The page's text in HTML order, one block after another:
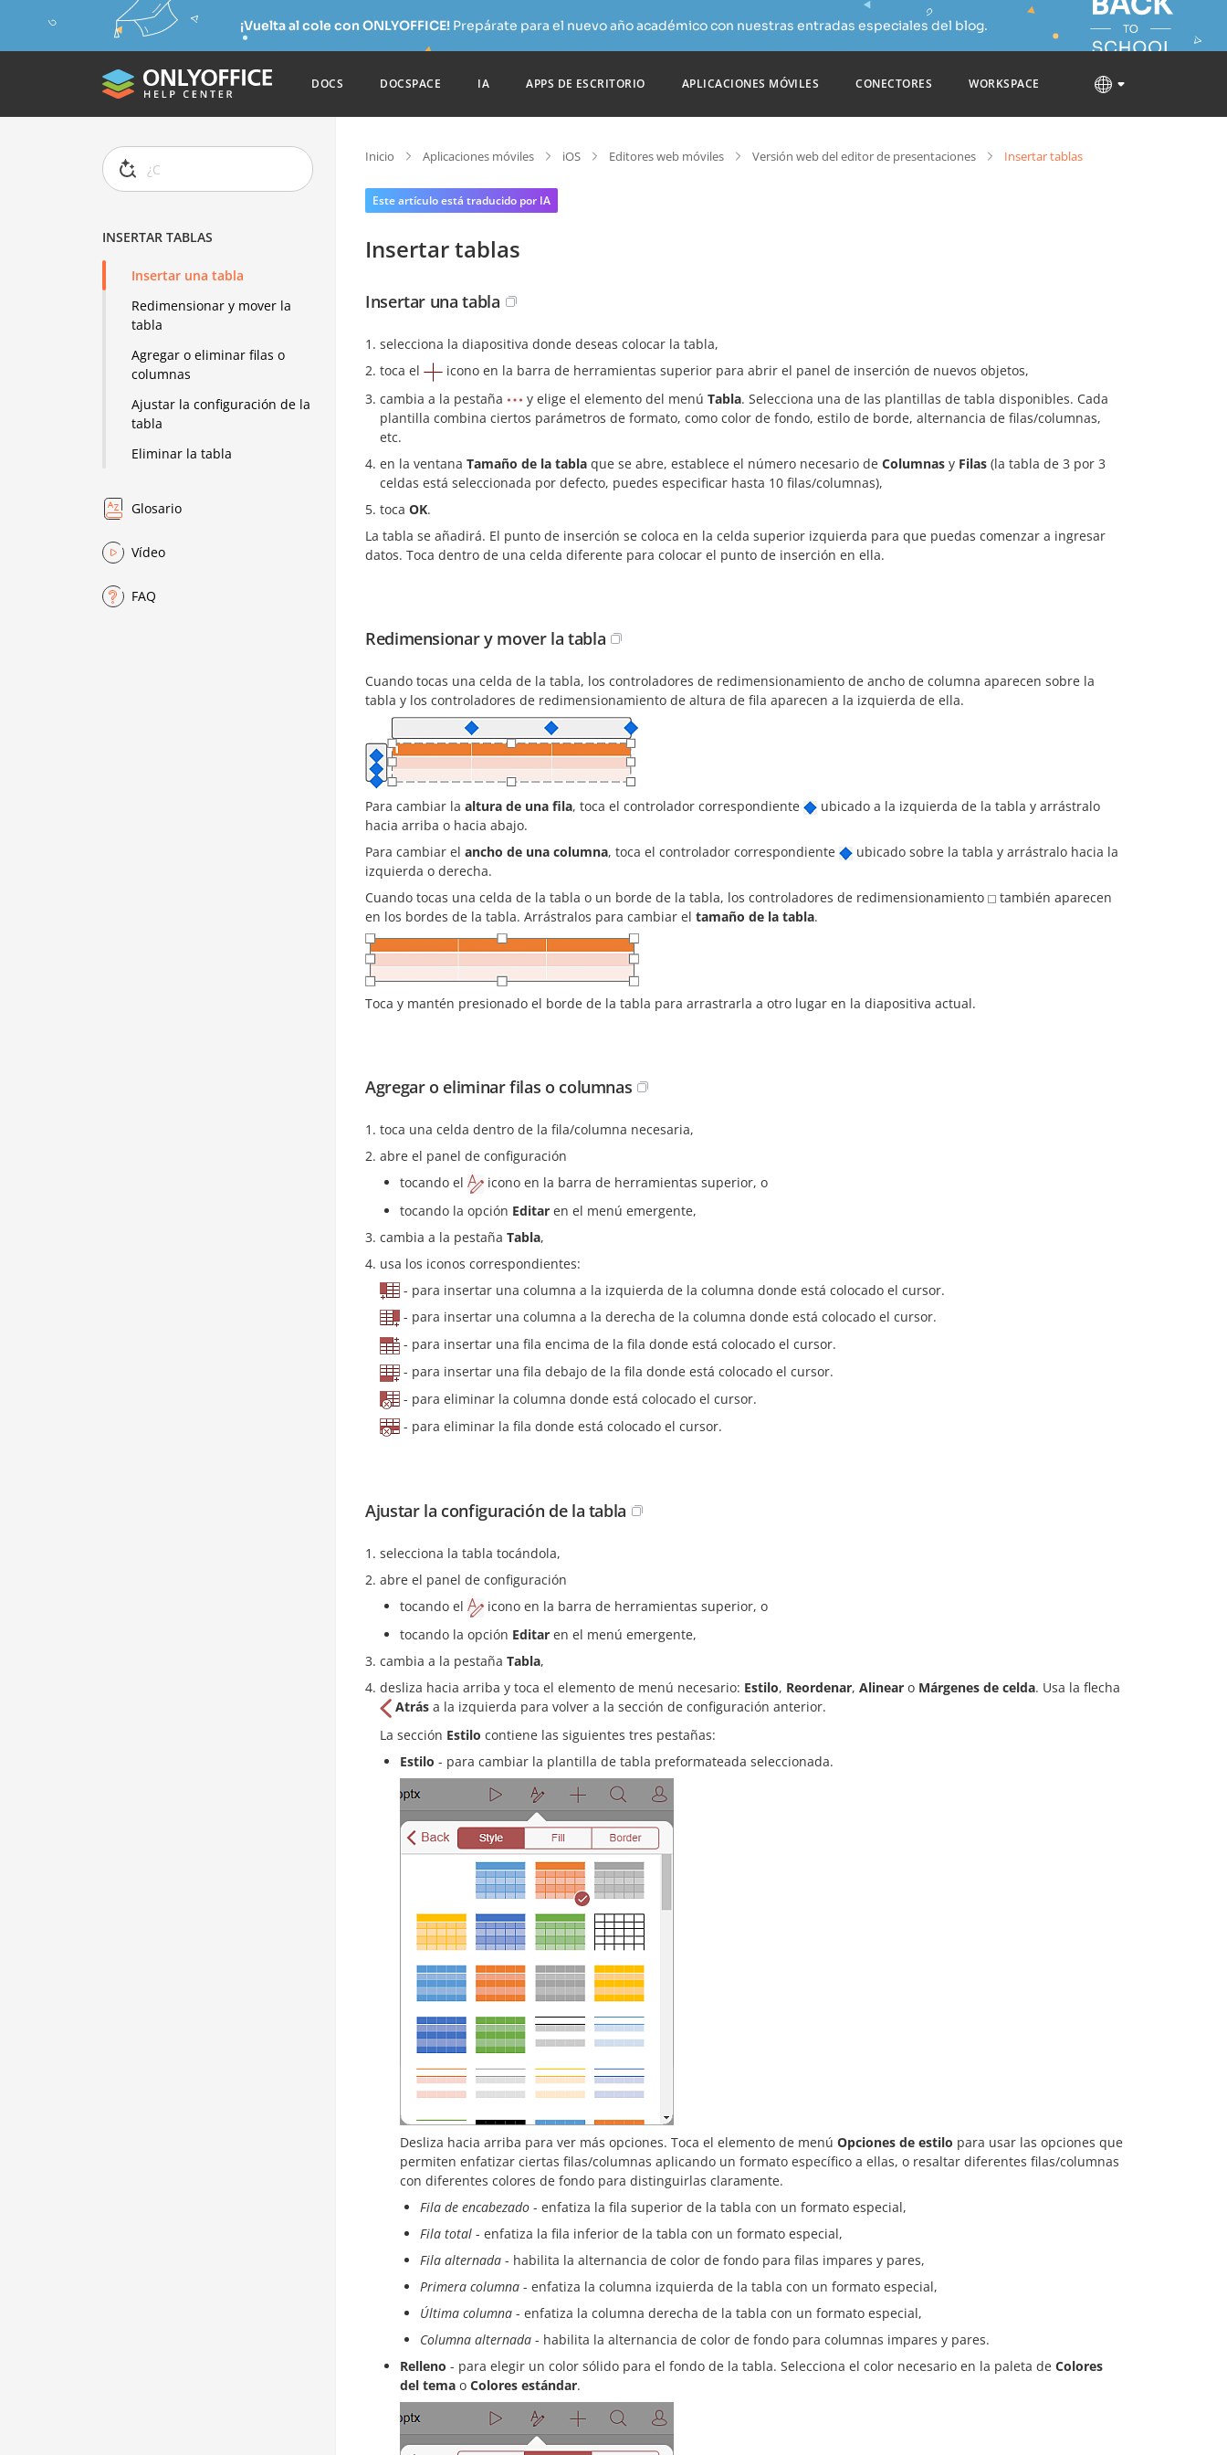
¡Vuelta al cole con ONLYOFFICE!Prepárate para el nuevo año académico con nuestras entradas especiales del blog.
DOCS DOCSPACE IA APPS DE ESCRITORIO APLICACIONES MÓVILES CONECTORES WORKSPACE
INSERTAR TABLAS
Insertar una tabla
Redimensionar y mover la
tabla
Agregar o eliminar filas o
columnas
Ajustar la configuración de la
tabla
Eliminar la tabla
Glosario
Vídeo
FAQ
Inicio Aplicaciones móviles iOS Editores web móviles Versión web del editor de presentaciones Insertar tablas
Este artículo está traducido por IA
Insertar tablas
Insertar una tabla
selecciona la diapositiva donde deseas colocar la tabla,
toca el
icono en la barra de herramientas superior para abrir el panel de inserción de nuevos objetos,
cambia a la pestaña
y elige el elemento del menú Tabla. Selecciona una de las plantillas de tabla disponibles. Cada
plantilla combina ciertos parámetros de formato, como color de fondo, estilo de borde, alternancia de filas/columnas,
etc.
en la ventana Tamaño de la tabla que se abre, establece el número necesario de Columnas y Filas (la tabla de 3 por 3
celdas está seleccionada por defecto, puedes especificar hasta 10 filas/columnas),
toca OK.
La tabla se añadirá. El punto de inserción se coloca en la celda superior izquierda para que puedas comenzar a ingresar
datos. Toca dentro de una celda diferente para colocar el punto de inserción en ella.
Redimensionar y mover la tabla
Cuando tocas una celda de la tabla, los controladores de redimensionamiento de ancho de columna aparecen sobre la
tabla y los controladores de redimensionamiento de altura de fila aparecen a la izquierda de ella.
Para cambiar la altura de una fila, toca el controlador correspondiente
ubicado a la izquierda de la tabla y arrástralo
hacia arriba o hacia abajo.
Para cambiar el ancho de una columna, toca el controlador correspondiente
ubicado sobre la tabla y arrástralo hacia la
izquierda o derecha.
Cuando tocas una celda de la tabla o un borde de la tabla, los controladores de redimensionamiento
también aparecen
en los bordes de la tabla. Arrástralos para cambiar el tamaño de la tabla.
Toca y mantén presionado el borde de la tabla para arrastrarla a otro lugar en la diapositiva actual.
Agregar o eliminar filas o columnas
toca una celda dentro de la fila/columna necesaria,
abre el panel de configuración
tocando el
icono en la barra de herramientas superior, o
tocando la opción Editar en el menú emergente,
cambia a la pestaña Tabla,
usa los iconos correspondientes:
- para insertar una columna a la izquierda de la columna donde está colocado el cursor.
- para insertar una columna a la derecha de la columna donde está colocado el cursor.
- para insertar una fila encima de la fila donde está colocado el cursor.
- para insertar una fila debajo de la fila donde está colocado el cursor.
- para eliminar la columna donde está colocado el cursor.
- para eliminar la fila donde está colocado el cursor.
Ajustar la configuración de la tabla
selecciona la tabla tocándola,
abre el panel de configuración
tocando el
icono en la barra de herramientas superior, o
tocando la opción Editar en el menú emergente,
cambia a la pestaña Tabla,
desliza hacia arriba y toca el elemento de menú necesario: Estilo, Reordenar, Alinear o Márgenes de celda. Usa la flecha
Atrás a la izquierda para volver a la sección de configuración anterior.
La sección Estilo contiene las siguientes tres pestañas:
Estilo - para cambiar la plantilla de tabla preformateada seleccionada.
Desliza hacia arriba para ver más opciones. Toca el elemento de menú Opciones de estilo para usar las opciones que
permiten enfatizar ciertas filas/columnas aplicando un formato específico a ellas, o resaltar diferentes filas/columnas
con diferentes colores de fondo para distinguirlas claramente.
Fila de encabezado - enfatiza la fila superior de la tabla con un formato especial,
Fila total - enfatiza la fila inferior de la tabla con un formato especial,
Fila alternada - habilita la alternancia de color de fondo para filas impares y pares,
Primera columna - enfatiza la columna izquierda de la tabla con un formato especial,
Última columna - enfatiza la columna derecha de la tabla con un formato especial,
Columna alternada - habilita la alternancia de color de fondo para columnas impares y pares.
Relleno - para elegir un color sólido para el fondo de la tabla. Selecciona el color necesario en la paleta de Colores
del tema o Colores estándar.